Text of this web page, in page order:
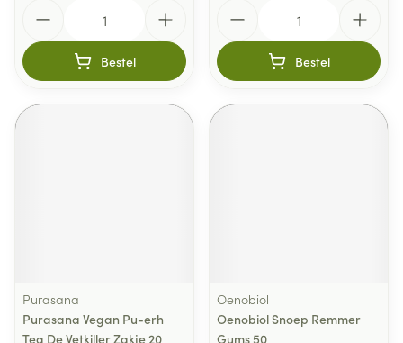
Bestel Bestel
Purasana
Purasana Vegan Pu-erh
Tea De Vetkiller Zakje 20
Oenobiol
Oenobiol Snoep Remmer
Gums 50